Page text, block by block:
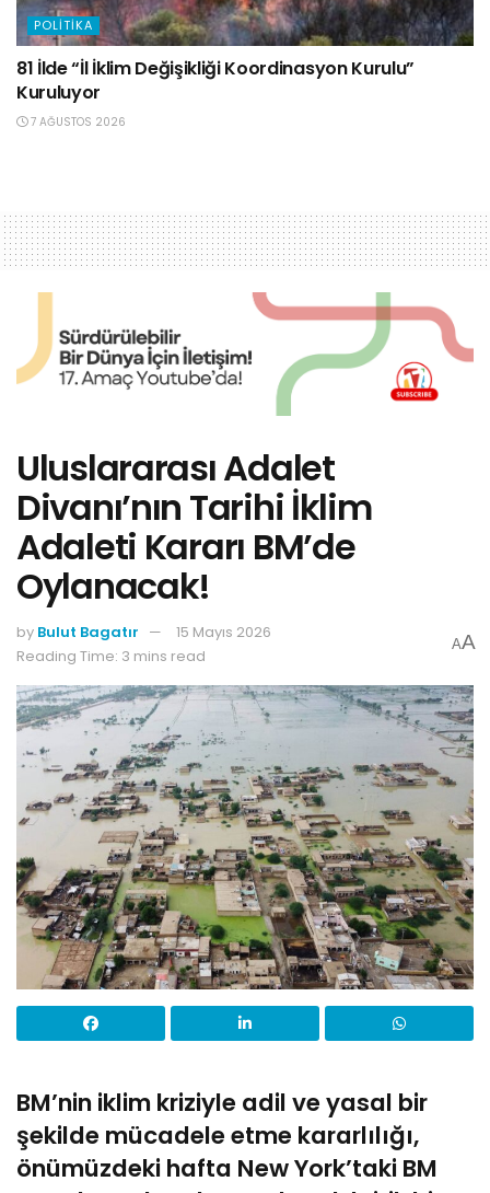
POLITIKA
81 İlde “İl İklim Değişikliği Koordinasyon Kurulu”
Kuruluyor
7 AĞUSTOS 2026
Uluslararası Adalet
Divanı’nın Tarihi İklim
Adaleti Kararı BM’de
Oylanacak!
by Bulut Bagatır
15 Mayıs 2026
Reading Time: 3 mins read
AA
BM’nin iklim kriziyle adil ve yasal bir
şekilde mücadele etme kararlılığı,
önümüzdeki hafta New York’taki BM